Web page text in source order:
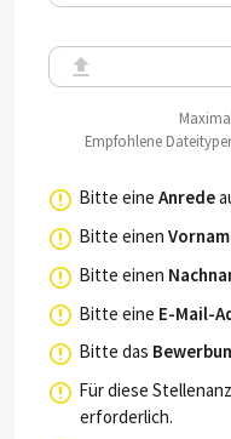
Empfohlene
Bitte eine Anrede
Bitte einen
Bitte einen
Bitte eine E-Mail-
Bitte das
Für diese
erforderlich.